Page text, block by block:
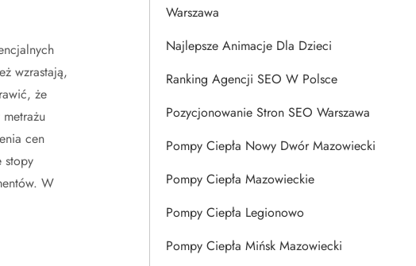
wzrastają,
że
cen
stopy
W
Warszawa
Najlepsze Animacje Dla Dzieci
Ranking Agencji SEO W Polsce
Pozycjonowanie Stron SEO Warszawa
Pompy Ciepła Nowy Dwór Mazowiecki
Pompy Ciepła Mazowieckie
Pompy Ciepła Legionowo
Pompy Ciepła Mińsk Mazowiecki